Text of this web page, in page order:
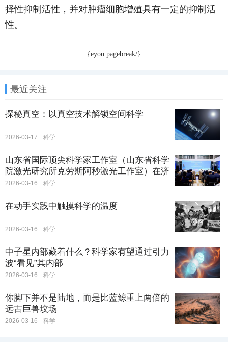
择性抑制活性，并对肿瘤细胞增殖具有一定的抑制活
性。
{eyou:pagebreak/}
最近关注
探秘真空：以真空技术解锁空间科学
2026-03-17 科学
山东省国际顶尖科学家工作室（山东省科学
院激光研究所克劳斯阿秒激光工作室）在济
南正式启动
2026-03-16 科学
在动手实践中触摸科学的温度
2026-03-16 科学
中子星内部藏着什么？科学家有望通过引力
波“看见”其内部
2026-03-16 科学
你脚下并不是陆地，而是比蓝鲸重上两倍的
远古巨兽坟场
2026-03-16 科学